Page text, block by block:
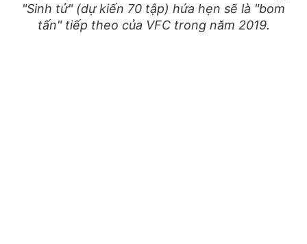
"Sinh tử" (dự kiến 70 tập) hứa hẹn sẽ là "bom
tấn" tiếp theo của VFC trong năm 2019.